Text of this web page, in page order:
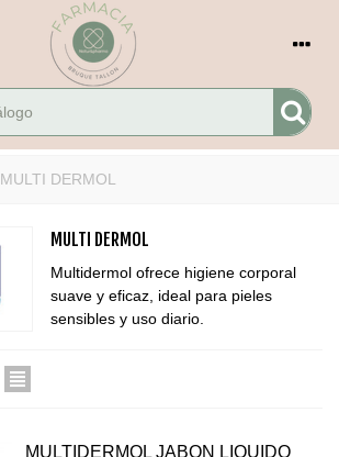
MULTI DERMOL
MULTI DERMOL
Multidermol ofrece higiene corporal
suave y eficaz, ideal para pieles
sensibles y uso diario.
MULTIDERMOL JABON LIQUIDO